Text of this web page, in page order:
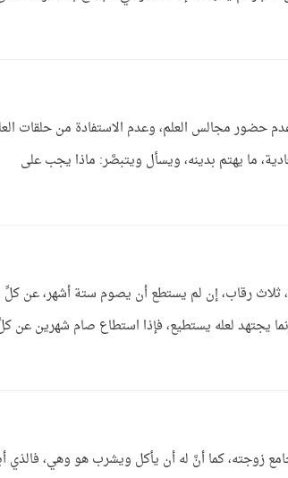
حضور مجالس العلم، وعدم الاستفادة من حلقات
ما يهتم بدينه، ويسأل ويتبصَّر: ماذا يجب على
ثلاث رقاب، إن لم يستطع أن يصوم ستة أشهر، عن كلِّ
يجتهد لعله يستطيع، فإذا استطاع صام شهرين عن
زوجته، كما أنَّ له أن يأكل ويشرب هو وهي، فالذي